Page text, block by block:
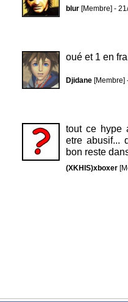
blur[Membre] -
oué et 1 en
Djidane[Membre]
tout ce hype
etre abusif...
bon reste
(XKHIS)xboxer